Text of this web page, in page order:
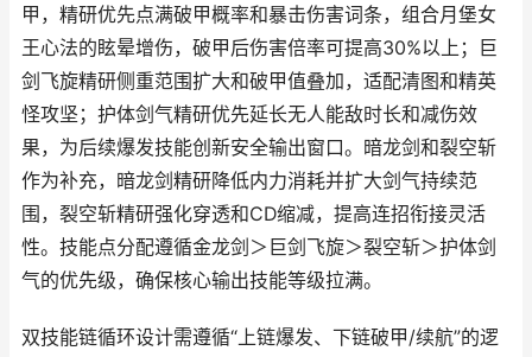
甲，精研优先点满破甲概率和暴击伤害词条，组合月堡女
王心法的眩晕增伤，破甲后伤害倍率可提高30%以上；巨
剑飞旋精研侧重范围扩大和破甲值叠加，适配清图和精英
怪攻坚；护体剑气精研优先延长无人能敌时长和减伤效
果，为后续爆发技能创新安全输出窗口。暗龙剑和裂空斩
作为补充，暗龙剑精研降低内力消耗并扩大剑气持续范
围，裂空斩精研强化穿透和CD缩减，提高连招衔接灵活
性。技能点分配遵循金龙剑＞巨剑飞旋＞裂空斩＞护体剑
气的优先级，确保核心输出技能等级拉满。
双技能链循环设计需遵循“上链爆发、下链破甲/续航”的逻